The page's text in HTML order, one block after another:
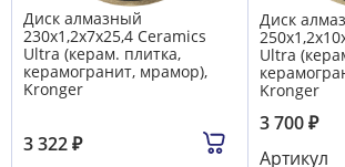
Диск алмазный
230x1,2х7х25,4 Сeramics
Ultra (керам. плитка,
керамогранит, мрамор),
Kronger
3 322₽
Диск
Ultra
Kronger
3 700₽
Артикул